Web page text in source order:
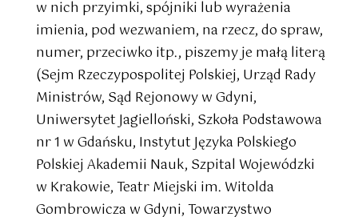
w nich przyimki, spójniki lub wyrażenia
imienia, pod wezwaniem, na rzecz, do spraw,
numer, przeciwko itp., piszemy je małą literą
(Sejm Rzeczypospolitej Polskiej, Urząd Rady
Ministrów, Sąd Rejonowy w Gdyni,
Uniwersytet Jagielloński, Szkoła Podstawowa
nr 1 w Gdańsku, Instytut Języka Polskiego
Polskiej Akademii Nauk, Szpital Wojewódzki
w Krakowie, Teatr Miejski im. Witolda
Gombrowicza w Gdyni, Towarzystwo